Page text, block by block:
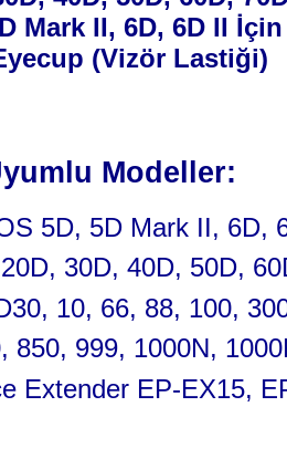
Mark II, 6D, 6D II İçin
(Vizör Lastiği)
Modeller:
5D, 5D Mark II, 6D,
30D, 40D, 50D,
10, 66, 88, 100,
850, 999, 1000N,
Extender EP-EX15,